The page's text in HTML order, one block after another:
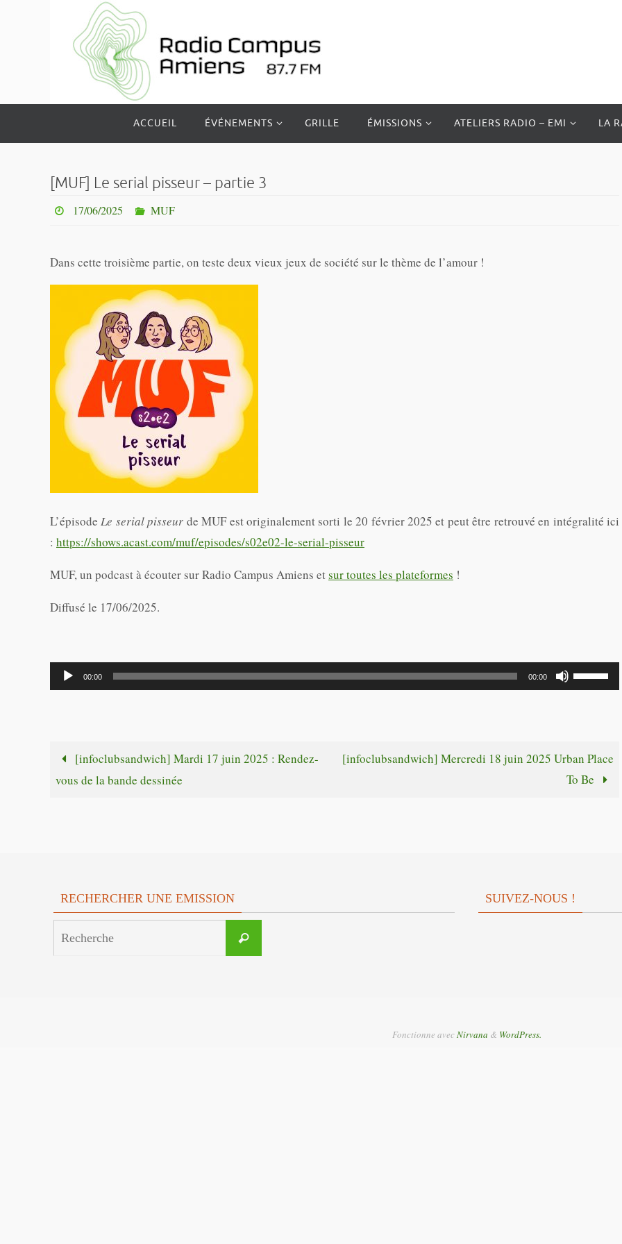
le
ACCUEIL ÉVÉNEMENTS GRILLE ÉMISSIONS ATELIERS RADIO – EMI LA
[MUF] Le serial pisseur – partie 3
17/06/2025 MUF
Dans cette troisième partie, on teste deux vieux jeux de société sur le thème de l’amour !
L’épisodeLe serial pisseur de MUF est originalement sorti le 20 février 2025 et peut être retrouvé en intégralité ici
: https://shows.acast.com/muf/episodes/s02e02-le-serial-pisseur
MUF, un podcast à écouter sur Radio Campus Amiens etsur toutes les plateformes !
Diffusé le 17/06/2025.
Lecteur
audio
00:00 00:00
Utilisez
les
pour
[infoclubsandwich] Mardi 17 juin 2025 : Rendez-
vous de la bande dessinée
[infoclubsandwich] Mercredi 18 juin 2025 Urban Place
To Be
RECHERCHER UNE EMISSION
Recherche
SUIVEZ-NOUS !
Fonctionne avec Nirvana & WordPress.